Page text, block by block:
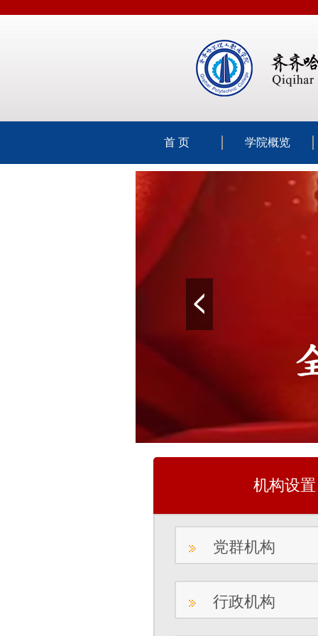
首 页 学院概览
机构设置
党群机构
行政机构